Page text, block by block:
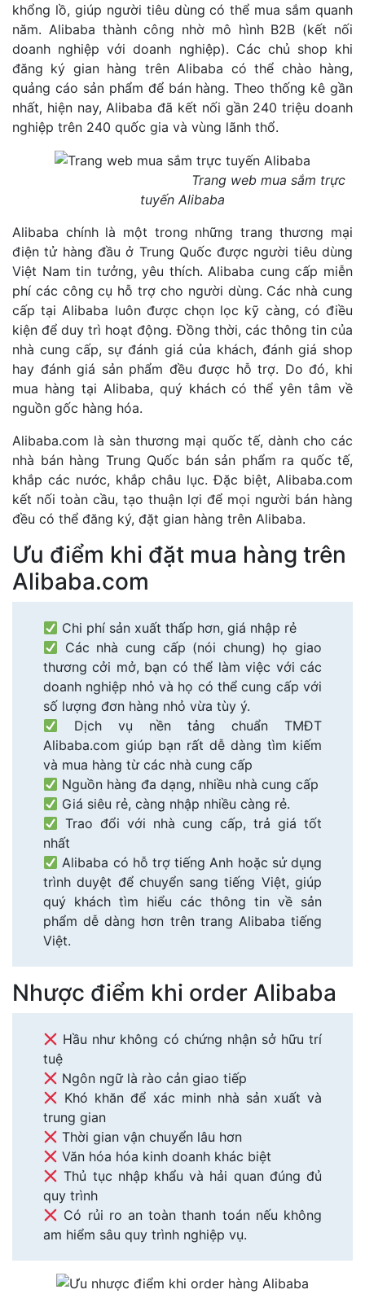
khổng lồ, giúp người tiêu dùng có thể mua sắm quanh
năm. Alibaba thành công nhờ mô hình B2B (kết nối
doanh nghiệp với doanh nghiệp). Các chủ shop khi
đăng ký gian hàng trên Alibaba có thể chào hàng,
quảng cáo sản phẩm để bán hàng. Theo thống kê gần
nhất, hiện nay, Alibaba đã kết nối gần 240 triệu doanh
nghiệp trên 240 quốc gia và vùng lãnh thổ.
Trang web mua sắm trực
tuyến Alibaba
Alibaba chính là một trong những trang thương mại
điện tử hàng đầu ở Trung Quốc được người tiêu dùng
Việt Nam tin tưởng, yêu thích. Alibaba cung cấp miễn
phí các công cụ hỗ trợ cho người dùng. Các nhà cung
cấp tại Alibaba luôn được chọn lọc kỹ càng, có điều
kiện để duy trì hoạt động. Đồng thời, các thông tin của
nhà cung cấp, sự đánh giá của khách, đánh giá shop
hay đánh giá sản phẩm đều được hỗ trợ. Do đó, khi
mua hàng tại Alibaba, quý khách có thể yên tâm về
nguồn gốc hàng hóa.
Alibaba.com là sàn thương mại quốc tế, dành cho các
nhà bán hàng Trung Quốc bán sản phẩm ra quốc tế,
khắp các nước, khắp châu lục. Đặc biệt, Alibaba.com
kết nối toàn cầu, tạo thuận lợi để mọi người bán hàng
đều có thể đăng ký, đặt gian hàng trên Alibaba.
Ưu điểm khi đặt mua hàng trên
Alibaba.com
Chi phí sản xuất thấp hơn, giá nhập rẻ
Các nhà cung cấp (nói chung) họ giao
thương cởi mở, bạn có thể làm việc với các
doanh nghiệp nhỏ và họ có thể cung cấp với
số lượng đơn hàng nhỏ vừa tùy ý.
Dịch vụ nền tảng chuẩn TMĐT
Alibaba.com giúp bạn rất dễ dàng tìm kiếm
và mua hàng từ các nhà cung cấp
Nguồn hàng đa dạng, nhiều nhà cung cấp
Giá siêu rẻ, càng nhập nhiều càng rẻ.
Trao đổi với nhà cung cấp, trả giá tốt
nhất
Alibaba có hỗ trợ tiếng Anh hoặc sử dụng
trình duyệt để chuyển sang tiếng Việt, giúp
quý khách tìm hiểu các thông tin về sản
phẩm dễ dàng hơn trên trang Alibaba tiếng
Việt.
Nhược điểm khi order Alibaba
Hầu như không có chứng nhận sở hữu trí
tuệ
Ngôn ngữ là rào cản giao tiếp
Khó khăn để xác minh nhà sản xuất và
trung gian
Thời gian vận chuyển lâu hơn
Văn hóa hóa kinh doanh khác biệt
Thủ tục nhập khẩu và hải quan đúng đủ
quy trình
Có rủi ro an toàn thanh toán nếu không
am hiểm sâu quy trình nghiệp vụ.